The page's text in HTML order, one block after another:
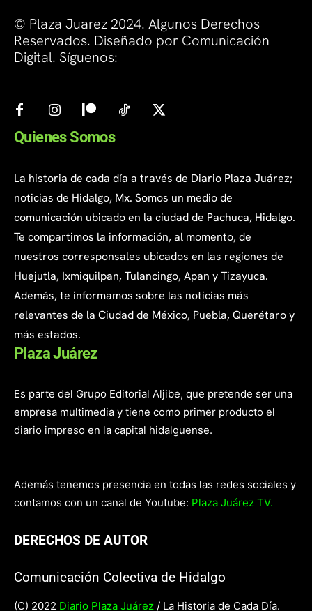
© Plaza Juarez 2024. Algunos Derechos
Reservados. Diseñado por Comunicación
Digital. Síguenos:
Quienes Somos
La historia de cada día a través de Diario Plaza Juárez;
noticias de Hidalgo, Mx. Somos un medio de
comunicación ubicado en la ciudad de Pachuca, Hidalgo.
Te compartimos la información, al momento, de
nuestros corresponsales ubicados en las regiones de
Huejutla, Ixmiquilpan, Tulancingo, Apan y Tizayuca.
Además, te informamos sobre las noticias más
relevantes de la Ciudad de México, Puebla, Querétaro y
más estados.
Plaza Juárez
Es parte del Grupo Editorial Aljibe, que pretende ser una
empresa multimedia y tiene como primer producto el
diario impreso en la capital hidalguense.
Además tenemos presencia en todas las redes sociales y
contamos con un canal de Youtube: Plaza Juárez TV.
DERECHOS DE AUTOR
Comunicación Colectiva de Hidalgo
(C) 2022 Diario Plaza Juárez / La Historia de Cada Día.